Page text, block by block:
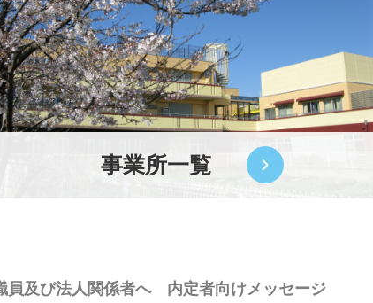
事業所一覧
員及び法人関係者へ 内定者向けメッセージ